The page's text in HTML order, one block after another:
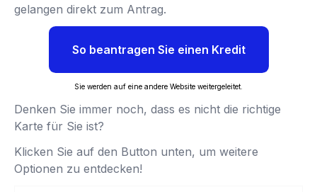
gelangen direkt zum Antrag.
So beantragen Sie einen Kredit
Sie werden auf eine andere Website weitergeleitet.
Denken Sie immer noch, dass es nicht die richtige
Karte für Sie ist?
Klicken Sie auf den Button unten, um weitere
Optionen zu entdecken!